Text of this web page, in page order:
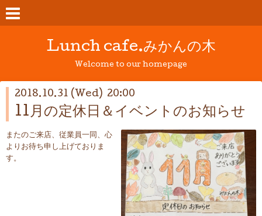
Lunch cafe.みかんの木
Welcome to our homepage
2018.10.31 (Wed) 20:00
11月の定休日＆イベントのお知らせ
またのご来店、従業員一同、心
よりお待ち申し上げておりま
す。